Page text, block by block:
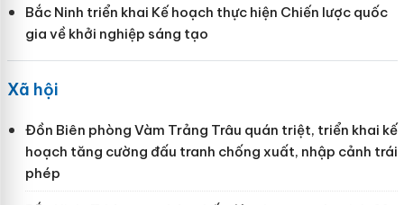
Bắc Ninh triển khai Kế hoạch thực hiện Chiến lược quốc
gia về khởi nghiệp sáng tạo
Xã hội
Đồn Biên phòng Vàm Trảng Trâu quán triệt, triển khai kế
hoạch tăng cường đấu tranh chống xuất, nhập cảnh trái
phép